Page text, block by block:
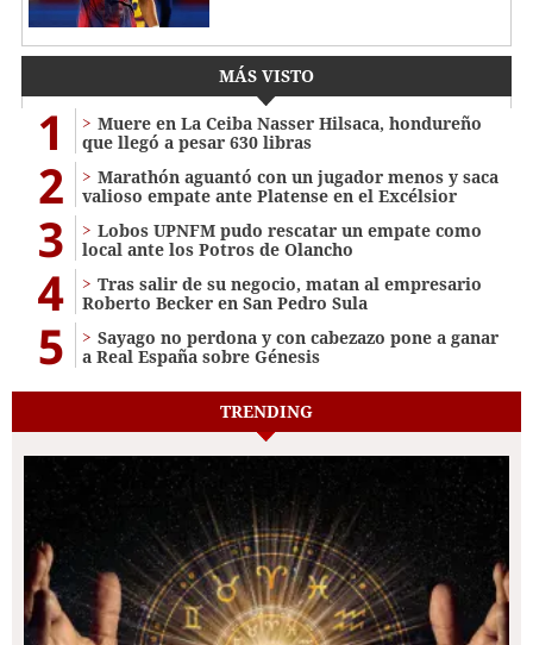
MÁS VISTO
1
Muere en La Ceiba Nasser Hilsaca, hondureño
que llegó a pesar 630 libras
2
Marathón aguantó con un jugador menos y saca
valioso empate ante Platense en el Excélsior
3
Lobos UPNFM pudo rescatar un empate como
local ante los Potros de Olancho
4
Tras salir de su negocio, matan al empresario
Roberto Becker en San Pedro Sula
5
Sayago no perdona y con cabezazo pone a ganar
a Real España sobre Génesis
TRENDING